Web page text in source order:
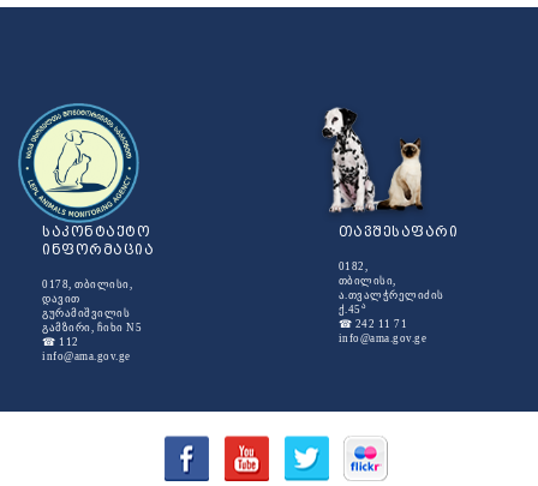
საკონტაქტო
ინფორმაცია
0178, თბილისი,
დავით
გურამიშვილის
გამზირი, ჩიხი N5
☎ 112
info@ama.gov.ge
თავშესაფარი
0182,
თბილისი,
ა.თვალჭრელიძის
ქ.45 ა
☎ 242 11 71
info@ama.gov.ge